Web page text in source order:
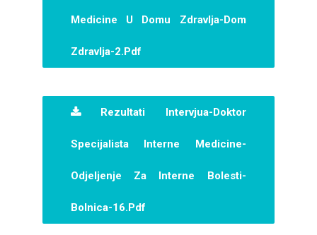
Medicine U Domu Zdravlja-Dom
Zdravlja-2.pdf
Rezultati Intervjua-Doktor
Specijalista Interne Medicine-
Odjeljenje Za Interne Bolesti-
Bolnica-16.pdf